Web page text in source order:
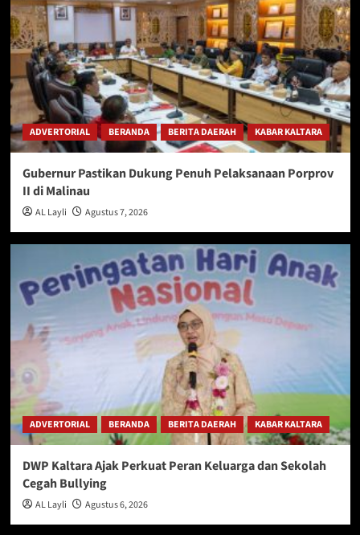
ADVERTORIAL BERANDA BERITA DAERAH KABAR KALTARA
Gubernur Pastikan Dukung Penuh Pelaksanaan Porprov
II di Malinau
AL Layli Agustus 7, 2026
ADVERTORIAL BERANDA BERITA DAERAH KABAR KALTARA
DWP Kaltara Ajak Perkuat Peran Keluarga dan Sekolah
Cegah Bullying
AL Layli Agustus 6, 2026